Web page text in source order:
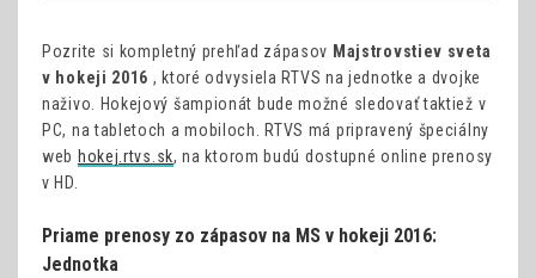
Pozrite si kompletný prehľad zápasov Majstrovstiev sveta
v hokeji 2016 , ktoré odvysiela RTVS na jednotke a dvojke
naživo. Hokejový šampionát bude možné sledovať taktiež v
PC, na tabletoch a mobiloch. RTVS má pripravený špeciálny
web hokej.rtvs.sk, na ktorom budú dostupné online prenosy
v HD.
Priame prenosy zo zápasov na MS v hokeji 2016:
Jednotka